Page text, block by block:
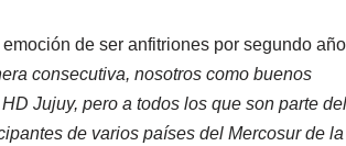
de ser anfitriones por segundo año
consecutiva, nosotros como buenos
Jujuy, pero a todos los que son parte del
de varios países del Mercosur de la